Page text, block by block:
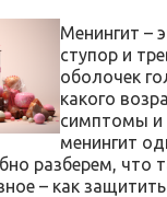
Менингит –
ступор и
оболочек
какого
симптомы и
менингит
разберем, что
– как